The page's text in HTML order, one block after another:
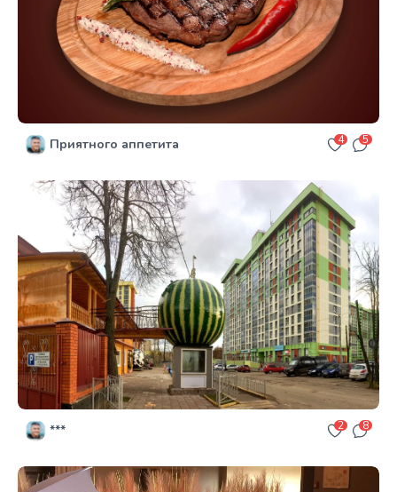
Приятного аппетита 4 5
*** 2 8